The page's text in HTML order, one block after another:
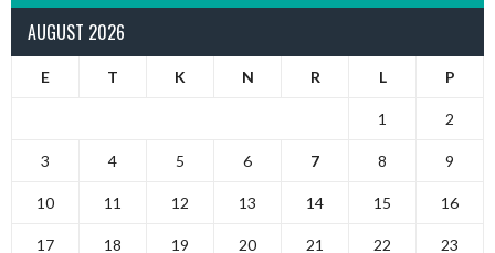
AUGUST 2026
E T K N R L P
1 2
3 4 5 6 7 8 9
10 11 12 13 14 15 16
17 18 19 20 21 22 23